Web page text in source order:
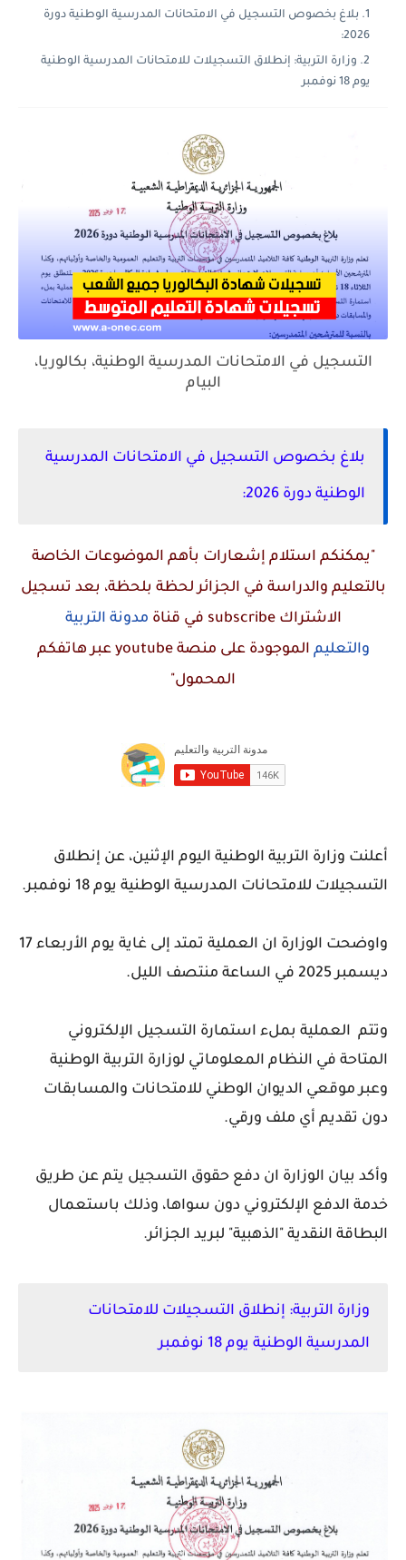
بلاغ بخصوص التسجيل في الامتحانات المدرسية الوطنية دورة
2026:
وزارة التربية: إنطلاق التسجيلات للامتحانات المدرسية الوطنية
يوم 18 نوفمبر
التسجيل في الامتحانات المدرسية الوطنية، بكالوريا،
البيام
بلاغ بخصوص التسجيل في الامتحانات المدرسية
الوطنية دورة 2026:
"يمكنكم استلام إشعارات بأهم الموضوعات الخاصة
بالتعليم والدراسة في الجزائر لحظة بلحظة، بعد تسجيل
الاشتراكsubscribe في قناة مدونة التربية
والتعليم الموجودة على منصةyoutube عبر هاتفكم
المحمول"
أعلنت وزارة التربية الوطنية اليوم الإثنين، عن إنطلاق
التسجيلات للامتحانات المدرسية الوطنية يوم 18 نوفمبر.
واوضحت الوزارة ان العملية تمتد إلى غاية يوم الأربعاء 17
ديسمبر 2025 في الساعة منتصف الليل.
وتتم العملية بملء استمارة التسجيل الإلكتروني
المتاحة في النظام المعلوماتي لوزارة التربية الوطنية
وعبر موقعي الديوان الوطني للامتحانات والمسابقات
دون تقديم أي ملف ورقي.
وأكد بيان الوزارة ان دفع حقوق التسجيل يتم عن طريق
خدمة الدفع الإلكتروني دون سواها، وذلك باستعمال
البطاقة النقدية "الذهبية" لبريد الجزائر.
وزارة التربية: إنطلاق التسجيلات للامتحانات
المدرسية الوطنية يوم 18 نوفمبر